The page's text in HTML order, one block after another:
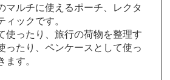
マルチに使えるポーチ、レクタ
ックです。
使ったり、旅行の荷物を整理す
ったり、ペンケースとして使っ
す。